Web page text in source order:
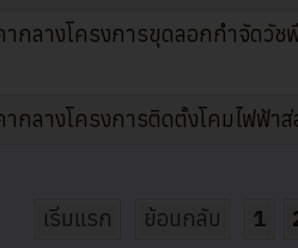
ากลางโครงการขุดลอกกำจัดวั
ากลางโครงการติดตั้งโคมไฟฟ้า
เริ่มแรก ย้อนกลับ 1